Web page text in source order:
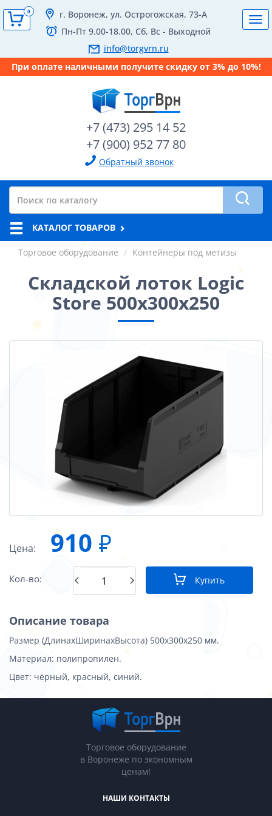
г. Воронеж, ул. Острогожская, 73-А
Пн-Пт 9.00-18.00, Сб, Вс - Выходной
info@torgvrn.ru
При оплате наличными получите скидку от 3% до 10%!
+7 (473) 295 14 52
+7 (900) 952 77 80
Обратный звонок
0
КАТАЛОГ ТОВАРОВ
Торговое оборудование Контейнеры под метизы
Складской лоток Logiс
Store 500х300х250
Цена: 910 ₽
Кол-во: Купить
Описание товара
Размер (ДлинахШиринахВысота) 500х300х250 мм.
Материал: полипропилен.
Цвет: чёрный, красный, синий.
Торговое оборудование
в Воронеже по экономным
ценам!
НАШИ КОНТАКТЫ